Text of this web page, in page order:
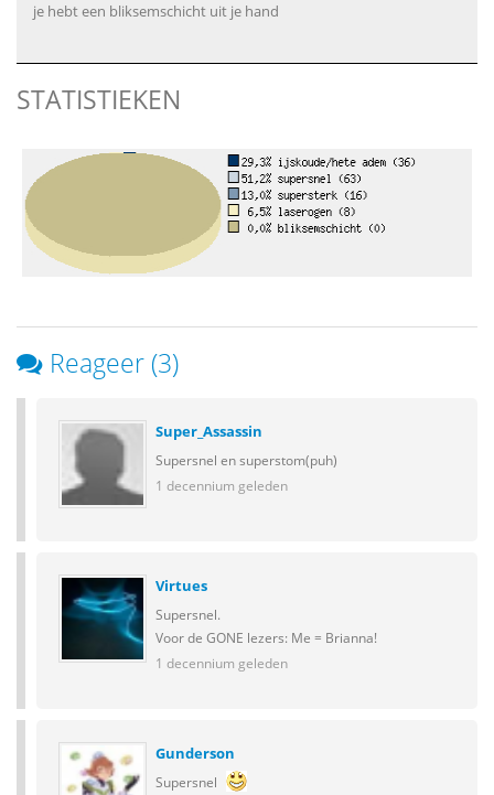
je hebt een bliksemschicht uit je hand
STATISTIEKEN
Reageer (3)
Super_Assassin
Supersnel en superstom(puh)
1 decennium geleden
Virtues
Supersnel.
Voor de GONE lezers: Me = Brianna!
1 decennium geleden
Gunderson
Supersnel